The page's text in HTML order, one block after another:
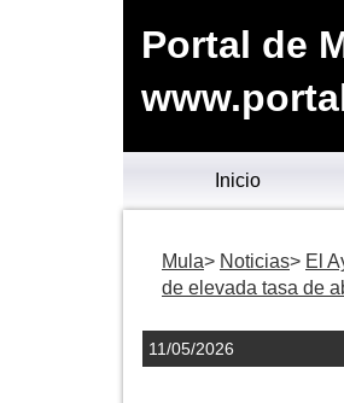
Portal de
Inicio
Mula Noticias
El
de elevada tasa de
11/05/2026